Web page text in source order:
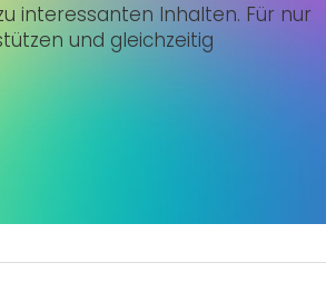
interessanten Inhalten. Für nur
und gleichzeitig